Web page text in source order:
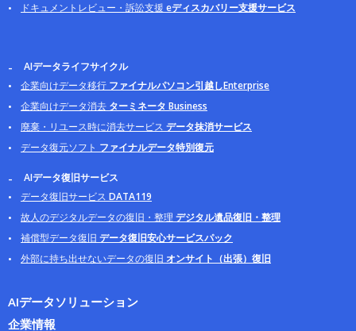
ドキュメントレビュー・訴訟支援 eディスカバリー支援サービス
AIデータライフサイクル
企業向けデータ移行 ファイナルパソコン引越しEnterprise
企業向けデータ消去 ターミネータ Business
廃棄・リユース時に消去サービス データ抹消サービス
データ復元ソフト ファイナルデータ特別復元
AIデータ復旧サービス
データ復旧サービス DATA119
故人のデジタルデータの復旧・整理 デジタル遺品復旧・整理
補償型データ復旧 データ復旧安心サービスパック
外部に持ち出せないデータの復旧 オンサイト（出張）復旧
AIデータソリューション
企業情報